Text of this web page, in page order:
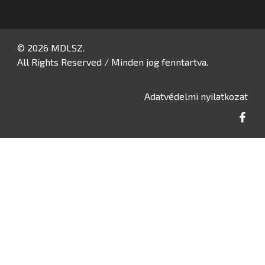
© 2026 MDLSZ.
All Rights Reserved / Minden jog fenntartva.
Adatvédelmi nyilatkozat